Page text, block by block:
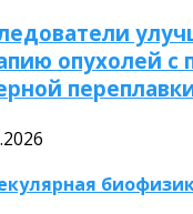
опухолей